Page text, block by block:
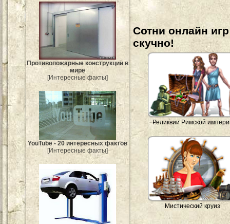
Противопожарные конструкции в
мире
[Интересные факты]
YouTube - 20 интересных фактов
[Интересные факты]
Сотни онлайн
скучно!
Реликвии Римской
Мистический круиз